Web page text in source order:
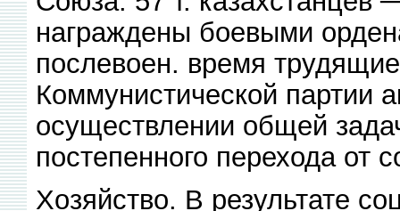
награждены боевыми
послевоен. время
Коммунистической партии
осуществлении общей
постепенного перехода от
Хозяйство. В результате